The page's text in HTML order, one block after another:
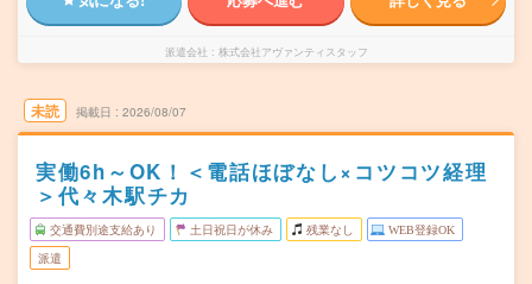
派遣会社 株式会社アヴァンティスタッフ
未読 掲載日 2026/08/07
実働6h～OK！＜電話ほぼなし×コツコツ経理
＞代々木駅チカ
交通費別途支給あり 土日祝日が休み 残業なし WEB登録OK
派遣